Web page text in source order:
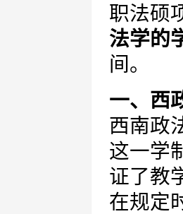
职法硕
法学的
间。
一、西
西南政
这一学
证了教
在规定